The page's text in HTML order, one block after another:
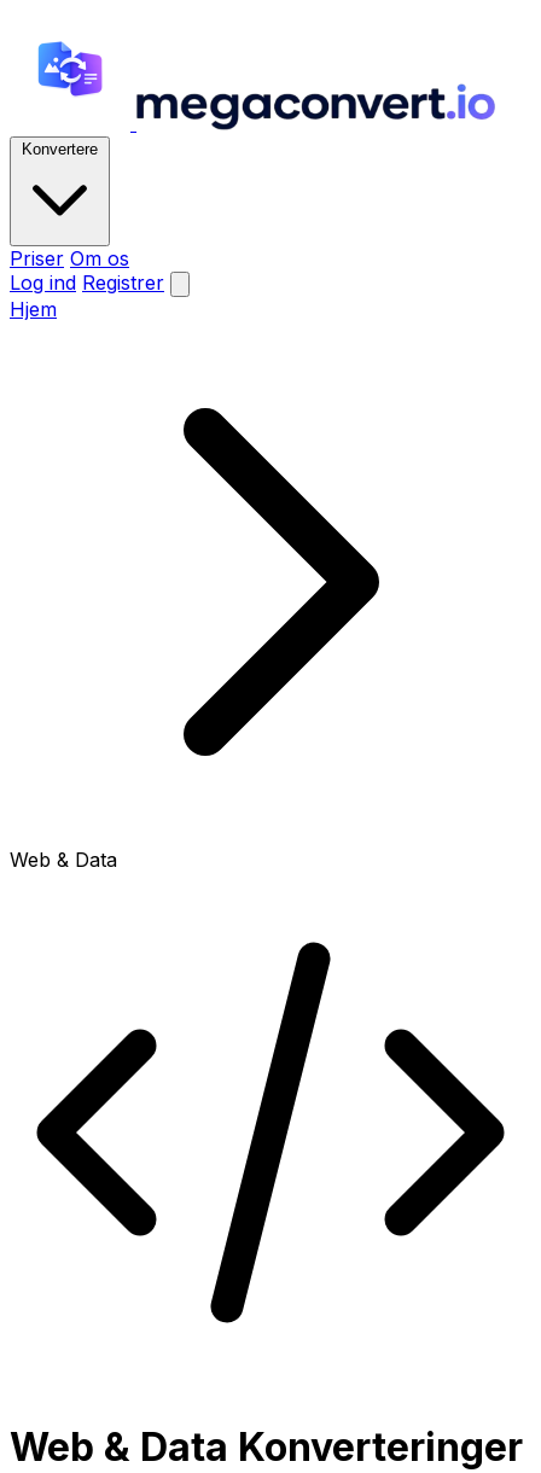
Konvertere
Priser Om os
Log ind Registrer
Hjem
Web & Data
Web & Data Konverteringer